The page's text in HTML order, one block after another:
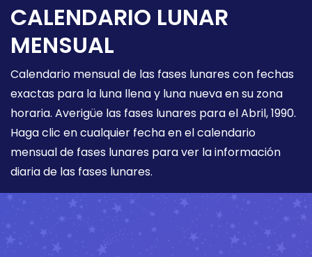
CALENDARIO LUNAR
MENSUAL
Calendario mensual de las fases lunares con fechas
exactas para la luna llena y luna nueva en su zona
horaria. Averigüe las fases lunares para el Abril, 1990.
Haga clic en cualquier fecha en el calendario
mensual de fases lunares para ver la información
diaria de las fases lunares.